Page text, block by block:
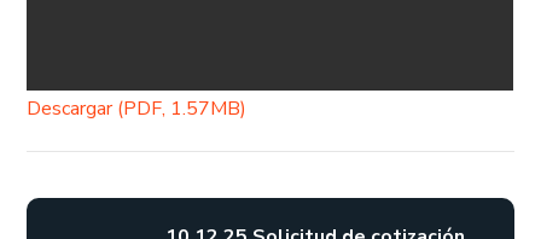
Descargar (PDF, 1.57MB)